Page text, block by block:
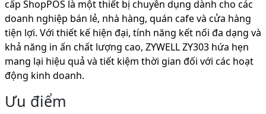
cấp ShopPOS là một thiết bị chuyên dụng dành cho các
doanh nghiệp bán lẻ, nhà hàng, quán cafe và cửa hàng
tiện lợi. Với thiết kế hiện đại, tính năng kết nối đa dạng và
khả năng in ấn chất lượng cao, ZYWELL ZY303 hứa hẹn
mang lại hiệu quả và tiết kiệm thời gian đối với các hoạt
động kinh doanh.
Ưu điểm